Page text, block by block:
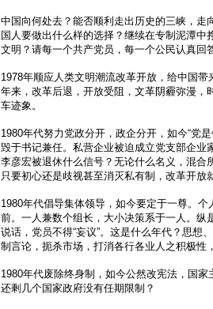
中国向何处去？能否顺利走出历史的三峡，走
国人要做出什么样的选择？继续在专制泥潭中
文明？请每一个共产党员，每一个公民认真回
1978年顺应人类文明潮流改革开放，给中国
年来，改革后退，开放受阻，文革阴霾弥漫，
车迹象。
1980年代努力党政分开，政企分开，如今“党
毁于书记兼任。私营企业被迫成立党支部企业
李彦宏被退休什么信号？无论什么名义，混合
只要初心还是歧视甚至消灭私有制，改革开放
1980年代倡导集体领导，如今要定于一尊。
前。一人兼数个组长，大小决策系于一人。纵
说话，党员不得“妄议”。这是什么年代？思想
制言论，扼杀市场，打消各行各业人之积极性
1980年代废除终身制，如今公然改宪法，国
还剩几个国家政府没有任期限制？